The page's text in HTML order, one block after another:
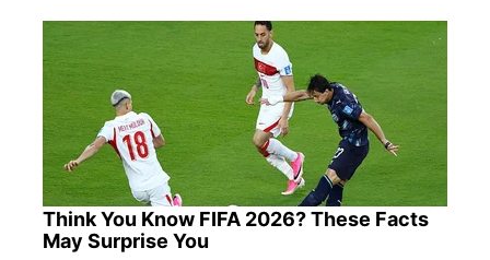
Think You Know FIFA 2026? These Facts
May Surprise You